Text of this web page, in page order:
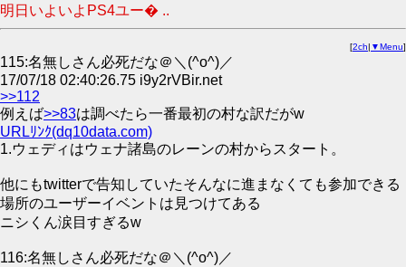
明日いよいよPS4ユー� ..
[2ch| ▼Menu]
115:名無しさん必死だな＠＼(^o^)／
17/07/18 02:40:26.75 i9y2rVBir.net
>>112
例えば>>83は調べたら一番最初の村な訳だがw
URLﾘﾝｸ(dq10data.com)
1.ウェディはウェナ諸島のレーンの村からスタート。
他にもtwitterで告知していたそんなに進まなくても参加できる
場所のユーザーイベントは見つけてある
ニシくん涙目すぎるw
116:名無しさん必死だな＠＼(^o^)／